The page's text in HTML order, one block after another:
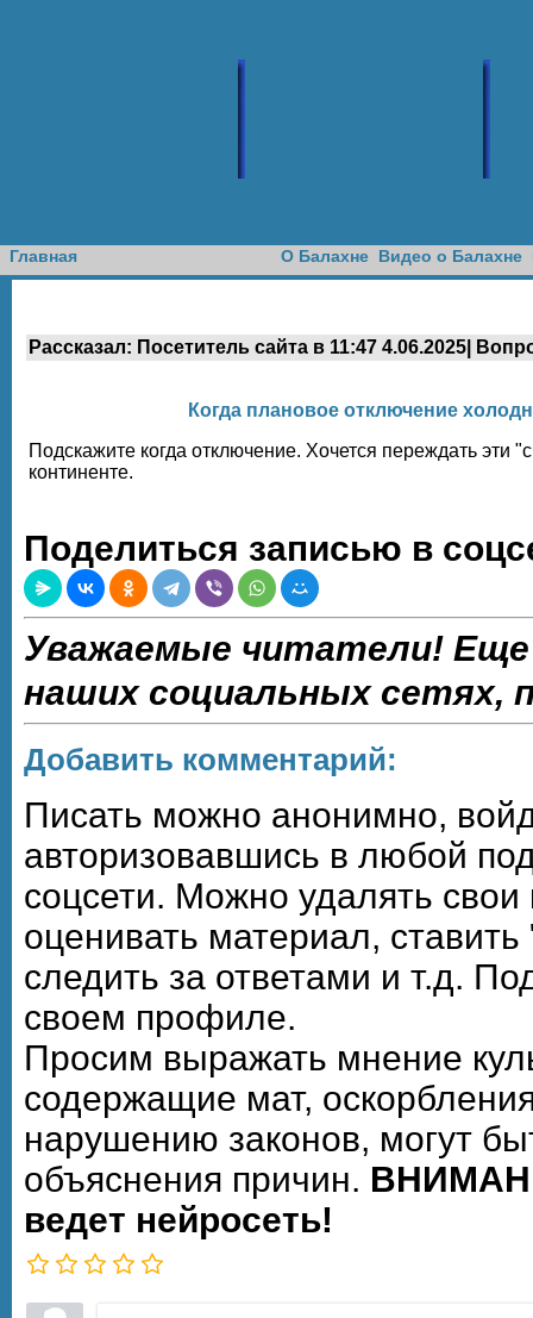
Главная О Балахне Видео о Балахне
Рассказал: Посетитель сайта в 11:47 4.06.2025|
Когда плановое отключение
Подскажите когда отключение. Хочется переждать эти
континенте.
Поделиться записью в
Уважаемые читатели!
наших социальных сетях,
Добавить комментарий:
Писать можно анонимно,
авторизовавшись в любой
соцсети. Можно удалять
оценивать материал, ставить
следить за ответами и т.д.
своем профиле.
Просим выражать мнение
содержащие мат,
нарушению законов, могут
объяснения причин.
ведет нейросеть!